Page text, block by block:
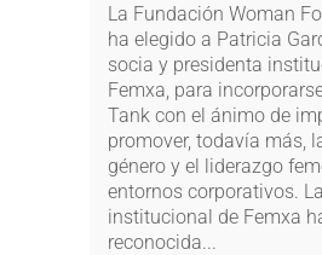
La Fundación Woman
ha elegido a Patricia
socia y presidenta
Femxa, para
Tank con el ánimo de
promover, todavía más,
género y el liderazgo
entornos corporativos.
institucional de Femxa
reconocida...